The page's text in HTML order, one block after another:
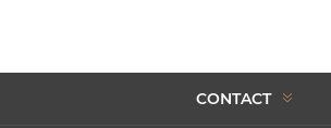
CONTACT